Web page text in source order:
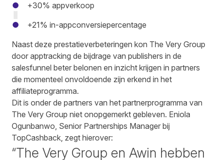
+30% appverkoop
+21% in-appconversiepercentage
Naast deze prestatieverbeteringen kon The Very Group
door apptracking de bijdrage van publishers in de
salesfunnel beter belonen en inzicht krijgen in partners
die momenteel onvoldoende zijn erkend in het
affiliateprogramma.
Dit is onder de partners van het partnerprogramma van
The Very Group niet onopgemerkt gebleven. Eniola
Ogunbanwo, Senior Partnerships Manager bij
TopCashback, zegt hierover:
“The Very Group en Awin hebben